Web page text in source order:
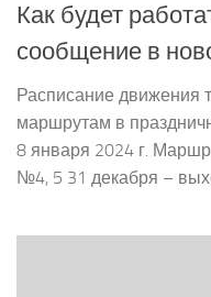
Как будет
сообщение в
Расписание движения
маршрутам в
8 января 2024 г.
№4, 5 31 декабря –